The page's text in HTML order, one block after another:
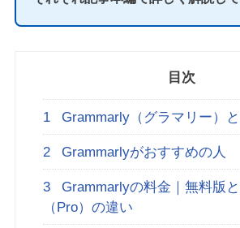
目次
1 Grammarly（グラマリー）
2 Grammarlyがおすすめの人
3
Grammarlyの料金｜無料版
（Pro）の違い